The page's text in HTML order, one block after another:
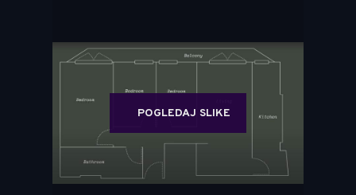
POGLEDAJ SLIKE